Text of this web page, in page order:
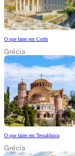
O que fazer em Corfu
Grécia
O que fazer em Tessalônica
Grécia